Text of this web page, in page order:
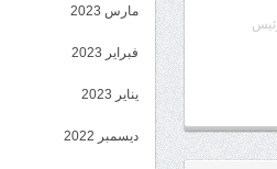
مارس 2023
فبراير 2023
يناير 2023
ديسمبر 2022